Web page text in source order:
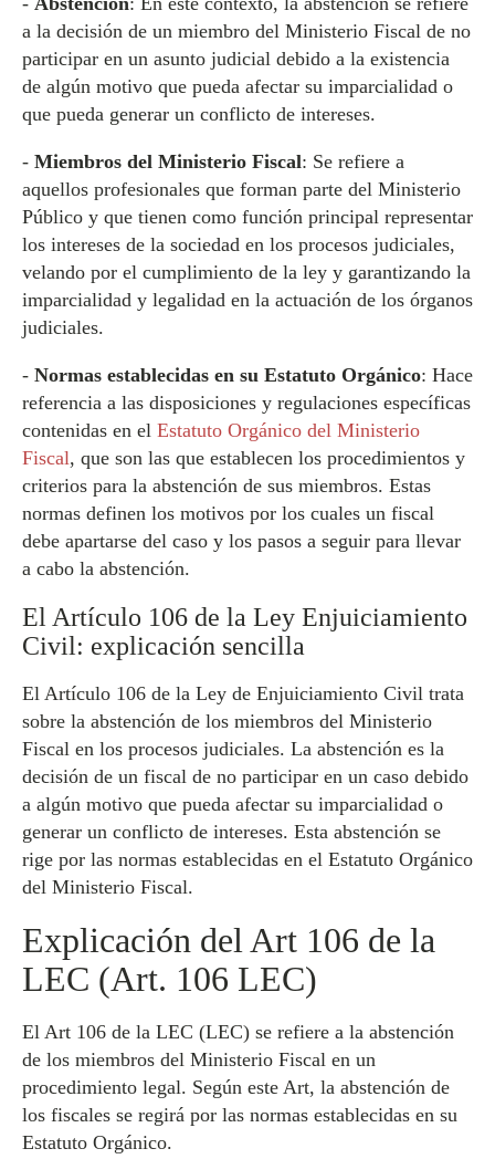
a la decisión de un miembro del Ministerio Fiscal de no
participar en un asunto judicial debido a la existencia
de algún motivo que pueda afectar su imparcialidad o
que pueda generar un conflicto de intereses.
- Miembros del Ministerio Fiscal: Se refiere a
aquellos profesionales que forman parte del Ministerio
Público y que tienen como función principal representar
los intereses de la sociedad en los procesos judiciales,
velando por el cumplimiento de la ley y garantizando la
imparcialidad y legalidad en la actuación de los órganos
judiciales.
- Normas establecidas en su Estatuto Orgánico: Hace
referencia a las disposiciones y regulaciones específicas
contenidas en el Estatuto Orgánico del Ministerio
Fiscal, que son las que establecen los procedimientos y
criterios para la abstención de sus miembros. Estas
normas definen los motivos por los cuales un fiscal
debe apartarse del caso y los pasos a seguir para llevar
a cabo la abstención.
El Artículo 106 de la Ley Enjuiciamiento
Civil: explicación sencilla
El Artículo 106 de la Ley de Enjuiciamiento Civil trata
sobre la abstención de los miembros del Ministerio
Fiscal en los procesos judiciales. La abstención es la
decisión de un fiscal de no participar en un caso debido
a algún motivo que pueda afectar su imparcialidad o
generar un conflicto de intereses. Esta abstención se
rige por las normas establecidas en el Estatuto Orgánico
del Ministerio Fiscal.
Explicación del Art 106 de la
LEC (Art. 106 LEC)
El Art 106 de la LEC (LEC) se refiere a la abstención
de los miembros del Ministerio Fiscal en un
procedimiento legal. Según este Art, la abstención de
los fiscales se regirá por las normas establecidas en su
Estatuto Orgánico.